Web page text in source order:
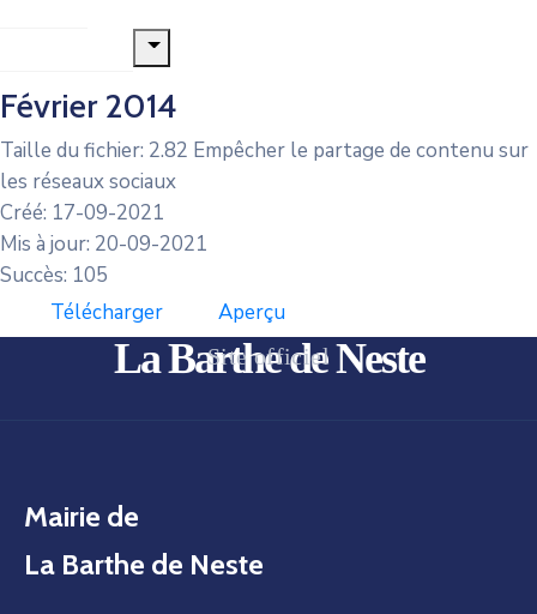
Février 2014
Taille du fichier: 2.82 Empêcher le partage de contenu sur
les réseaux sociaux
Créé: 17-09-2021
Mis à jour: 20-09-2021
Succès: 105
Télécharger
Aperçu
La Barthe de Neste
Site officiel
Mairie de
La Barthe de Neste